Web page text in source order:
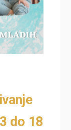
do 18